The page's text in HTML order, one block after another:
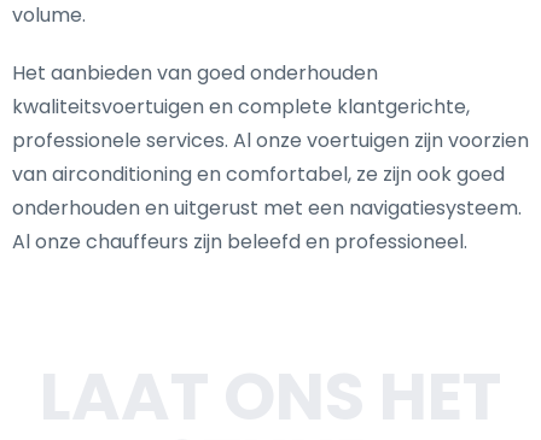
volume.
Het aanbieden van goed onderhouden
kwaliteitsvoertuigen en complete klantgerichte,
professionele services. Al onze voertuigen zijn voorzien
van airconditioning en comfortabel, ze zijn ook goed
onderhouden en uitgerust met een navigatiesysteem.
Al onze chauffeurs zijn beleefd en professioneel.